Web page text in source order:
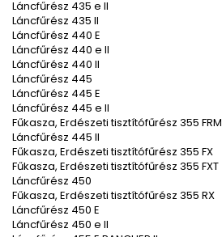
Láncfűrész 435 e II
Láncfűrész 435 II
Láncfűrész 440 E
Láncfűrész 440 e II
Láncfűrész 440 II
Láncfűrész 445
Láncfűrész 445 E
Láncfűrész 445 e II
Fűkasza, Erdészeti tisztítófűrész 355 FRM
Láncfűrész 445 II
Fűkasza, Erdészeti tisztítófűrész 355 FX
Fűkasza, Erdészeti tisztítófűrész 355 FXT
Láncfűrész 450
Fűkasza, Erdészeti tisztítófűrész 355 RX
Láncfűrész 450 E
Láncfűrész 450 e II